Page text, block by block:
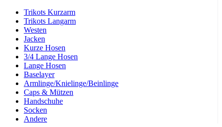
Trikots Kurzarm
Trikots Langarm
Westen
Jacken
Kurze Hosen
3/4 Lange Hosen
Lange Hosen
Baselayer
Armlinge/Knielinge/Beinlinge
Caps & Mützen
Handschuhe
Socken
Andere